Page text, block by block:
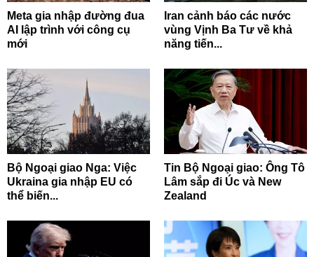
Meta gia nhập đường đua
AI lập trình với công cụ
mới
Iran cảnh báo các nước
vùng Vịnh Ba Tư về khả
năng tiến...
Bộ Ngoại giao Nga: Việc
Ukraina gia nhập EU có
thể biến...
Tin Bộ Ngoại giao: Ông Tô
Lâm sắp đi Úc và New
Zealand